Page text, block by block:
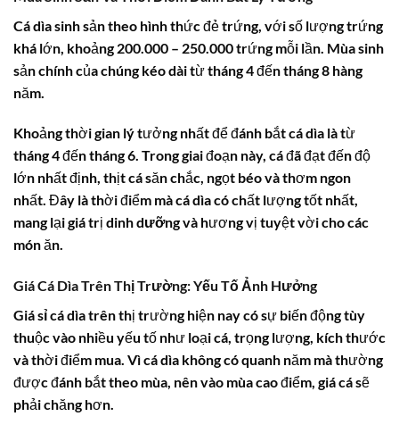
Cá dìasinh sản theo hình thức đẻ trứng, với số lượng trứng
khá lớn, khoảng 200.000 – 250.000 trứng mỗi lần. Mùa sinh
sản chính của chúng kéo dài từ tháng 4 đến tháng 8 hàng
năm.
Khoảng thời gian lý tưởng nhất để đánh bắtcá dìa là từ
tháng 4 đến tháng 6. Trong giai đoạn này, cá đã đạt đến độ
lớn nhất định, thịt cá săn chắc, ngọt béo và thơm ngon
nhất. Đây là thời điểm màcá dìacó chất lượng tốt nhất,
mang lại giá trị dinh dưỡngvà hương vị tuyệt vời cho các
món ăn.
Giá Cá Dìa Trên Thị Trường: Yếu Tố Ảnh Hưởng
Giá sỉ cá dìatrên thị trường hiện nay có sự biến động tùy
thuộc vào nhiều yếu tố như loại cá, trọng lượng, kích thước
và thời điểm mua. Vìcá dìa không có quanh năm mà thường
được đánh bắt theo mùa, nên vào mùa cao điểm, giá cásẽ
phải chăng hơn.